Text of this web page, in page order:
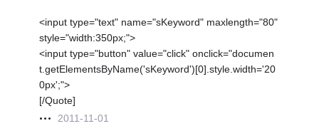
<input type="text" name="sKeyword" maxlength="80"
style="width:350px;">
<input type="button" value="click" onclick="documen
t.getElementsByName('sKeyword')[0].style.width='20
0px';">
[/Quote]
2011-11-01